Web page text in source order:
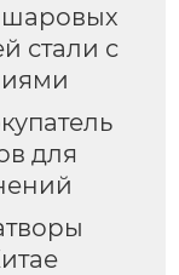
шаровых
стали с
для